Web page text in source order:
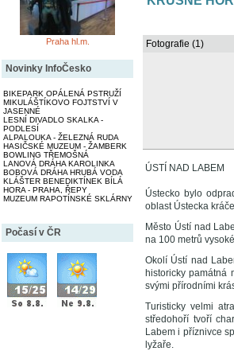
Praha hl.m.
Novinky InfoČesko
BIKEPARK OPÁLENÁ PSTRUŽÍ
MIKULÁŠTÍKOVO FOJTSTVÍ V
JASENNÉ
LESNÍ DIVADLO SKALKA -
PODLESÍ
ALPALOUKA - ŽELEZNÁ RUDA
HASIČSKÉ MUZEUM - ŽAMBERK
BOWLING TŘEMOŠNÁ
LANOVÁ DRÁHA KAROLINKA
BOBOVÁ DRÁHA HRUBÁ VODA
KLÁŠTER BENEDIKTÍNEK BÍLÁ
HORA - PRAHA, ŘEPY
MUZEUM RAPOTÍNSKÉ SKLÁRNY
Počasí v ČR
Fotografie (1)
ÚSTÍ NAD LABEM
Ústecko bylo
oblast Ústecka
Město Ústí nad
na 100 metrů
Okolí Ústí nad
historicky památná
svými přírodními
Turisticky velmi
středohoří tvoří
Labem i příznivce
lyžaře.